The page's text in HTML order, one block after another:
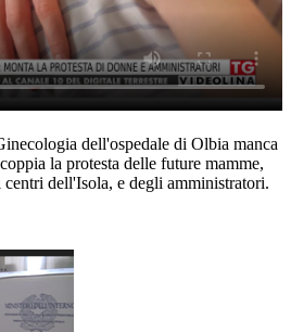
dell'ospedale di Olbia manca
la protesta delle future mamme,
dell'Isola, e degli amministratori.